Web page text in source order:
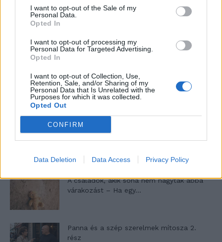
I want to opt-out of the Sale of my
Personal Data.
Opted In
I want to opt-out of processing my
Personal Data for Targeted Advertising.
Opted In
I want to opt-out of Collection, Use,
Retention, Sale, and/or Sharing of my
Personal Data that Is Unrelated with the
Purposes for which it was collected.
Opted Out
CONFIRM
Data Deletion Data Access Privacy Policy
Máltai kaland 7.
10 tanács, ha jobban akarod érezni magad
a hétköznapokban
Egy ház, amely a tengerre és a fényre
nyílik – Villa...
A családok, akik soha nem hagyták abba
várakozást – Ha egy...
Panna és a szép szerelmek mítosza 2.
rész